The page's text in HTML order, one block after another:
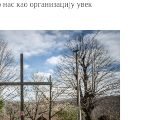
као организацију увек